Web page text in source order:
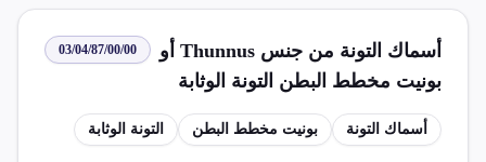
أسماك التونة من جنس Thunnus أو
بونيت مخطط البطن التونة الوثابة
Euthynnys Katsuwonus pelmis
03/04/87/00/00
أسماك التونة بونيت مخطط البطن التونة الوثابة